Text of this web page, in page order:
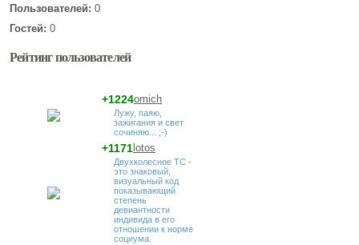
Пользователей: 0
Гостей: 0
Рейтинг пользователей
omich
+1224
Лужу, паяю,
зажигания и свет
сочиняю... ;-)
lotos
+1171
Двухколесное ТС -
это знаковый,
визуальный код
показывающий
степень
девиантности
индивида в его
отношении к норме
социума.